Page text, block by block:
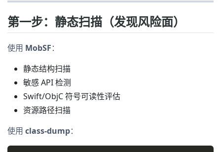
第一步：静态扫描（发现风险面）
使用 MobSF：
静态结构扫描
敏感 API 检测
Swift/ObjC 符号可读性评估
资源路径扫描
使用 class-dump：